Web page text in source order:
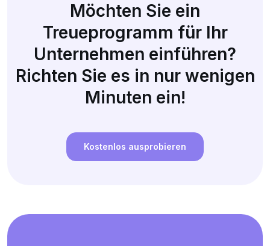
Möchten Sie ein
Treueprogramm für Ihr
Unternehmen einführen?
Richten Sie es in nur wenigen
Minuten ein!
Kostenlos ausprobieren